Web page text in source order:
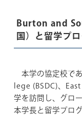
Burton and
国）と留学プ
本学の協定校で
lege (BSDC)、
学を訪問し、グロ
本学長と留学プロ